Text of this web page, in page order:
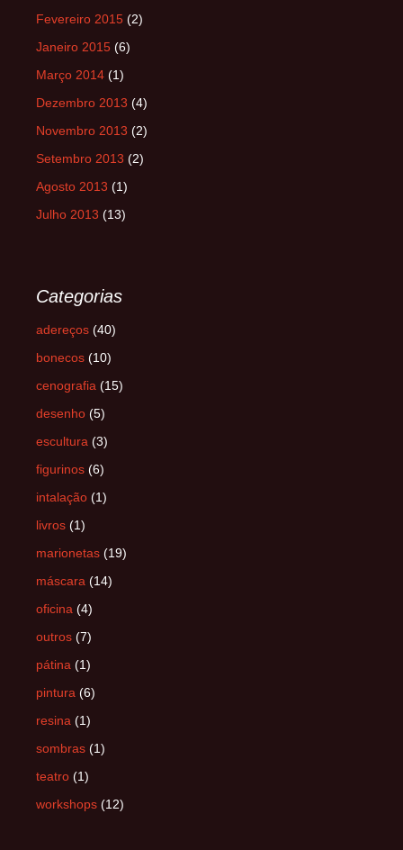
Fevereiro 2015 (2)
Janeiro 2015 (6)
Março 2014 (1)
Dezembro 2013 (4)
Novembro 2013 (2)
Setembro 2013 (2)
Agosto 2013 (1)
Julho 2013 (13)
Categorias
adereços (40)
bonecos (10)
cenografia (15)
desenho (5)
escultura (3)
figurinos (6)
intalação (1)
livros (1)
marionetas (19)
máscara (14)
oficina (4)
outros (7)
pátina (1)
pintura (6)
resina (1)
sombras (1)
teatro (1)
workshops (12)